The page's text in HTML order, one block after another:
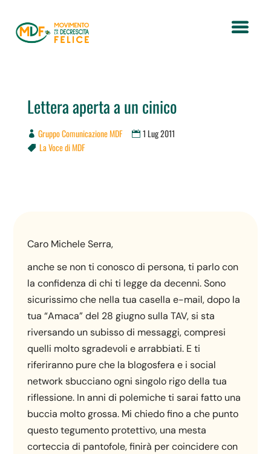
Lettera aperta a un cinico
Gruppo Comunicazione MDF 1 Lug 2011
 La Voce di MDF
Caro Michele Serra,
anche se non ti conosco di persona, ti parlo con
la confidenza di chi ti legge da decenni. Sono
sicurissimo che nella tua casella e-mail, dopo la
tua “Amaca” del 28 giugno sulla TAV, si sta
riversando un subisso di messaggi, compresi
quelli molto sgradevoli e arrabbiati. E ti
riferiranno pure che la blogosfera e i social
network sbucciano ogni singolo rigo della tua
riflessione. In anni di polemiche ti sarai fatto una
buccia molto grossa. Mi chiedo fino a che punto
questo tegumento protettivo, una mesta
corteccia di pantofole, finirà per coincidere con